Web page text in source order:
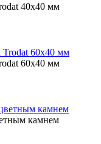
40х40 мм
60х40 мм
камнем